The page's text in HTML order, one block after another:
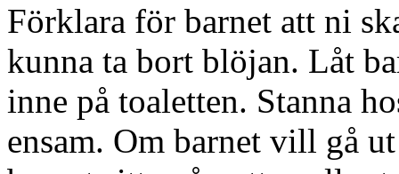
Förklara för barnet att ni
kunna ta bort blöjan. Låt
inne på toaletten. Stanna
ensam. Om barnet vill gå